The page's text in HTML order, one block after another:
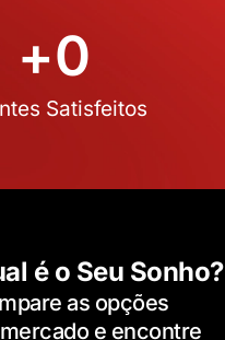
Satisfeitos
+0
é o Seu Sonho?
as opções
e encontre